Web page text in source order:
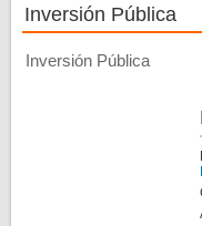
Inversión Pública
Inversión Pública